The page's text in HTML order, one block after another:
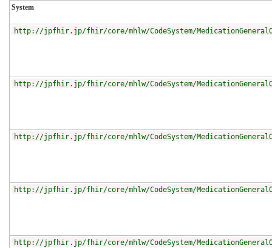
System
http://jpfhir.jp/fhir/core/mhlw/CodeSystem/
http://jpfhir.jp/fhir/core/mhlw/CodeSystem/
http://jpfhir.jp/fhir/core/mhlw/CodeSystem/
http://jpfhir.jp/fhir/core/mhlw/CodeSystem/
http://jpfhir.jp/fhir/core/mhlw/CodeSystem/